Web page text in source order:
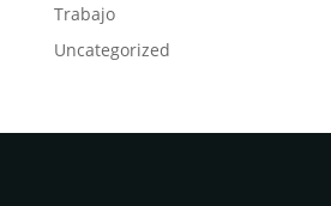
Trabajo
Uncategorized